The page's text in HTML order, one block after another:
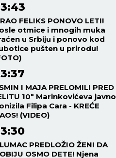
FELIKS PONOVO LETI!
otmice i mnogih muka
u Srbiju i ponovo kod
pušten u prirodu!
I MAJA PRELOMILI PRED
10" Marinkovićeva javno
Filipa Cara - KREĆE
(VIDEO)
PREDLOŽIO ŽENI DA
OSMO DETE! Njena